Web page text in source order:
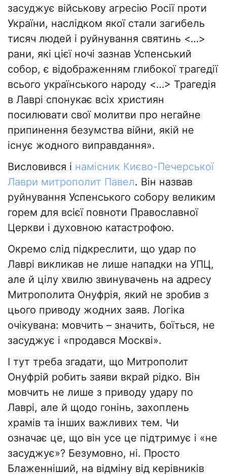
засуджує військову агресію Росії проти
України, наслідком якої стали загибель
тисяч людей і руйнування святинь <…>
рани, які цієї ночі зазнав Успенський
собор, є відображенням глибокої трагедії
всього українського народу <…> Трагедія
в Лаврі спонукає всіх християн
посилювати свої молитви про негайне
припинення безумства війни, якій не
існує жодного виправдання».
Висловився і намісник Києво-Печерської
Лаври митрополит Павел. Він назвав
руйнування Успенського собору великим
горем для всієї повноти Православної
Церкви і духовною катастрофою.
Окремо слід підкреслити, що удар по
Лаврі викликав не лише нападки на УПЦ,
але й цілу хвилю звинувачень на адресу
Митрополита Онуфрія, який не зробив з
цього приводу жодних заяв. Логіка
очікувана: мовчить – значить, боїться, не
засуджує і «продався Москві».
І тут треба згадати, що Митрополит
Онуфрій робить заяви вкрай рідко. Він
мовчить не лише з приводу удару по
Лаврі, але й щодо гонінь, захоплень
храмів та інших важливих тем. Чи
означає це, що він усе це підтримує і «не
засуджує»? Безумовно, ні. Просто
Блаженніший, на відміну від керівників